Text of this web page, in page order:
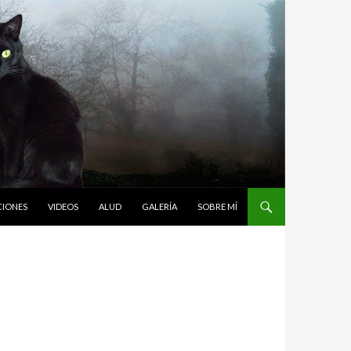
VIDEOS ALUD GALERÍA SOBRE MÍ